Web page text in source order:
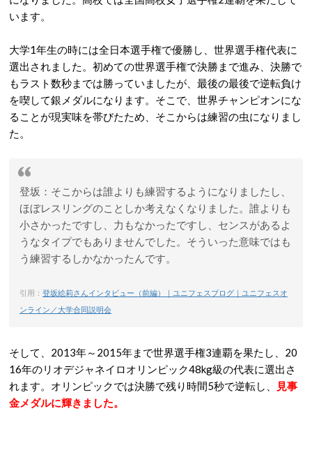
います。
大学1年生の時には全日本選手権で優勝し、世界選手権代表に
選出されました。初めての世界選手権で決勝まで進み、決勝で
もラスト数秒までは勝っていましたが、最後の最後で逆転負け
を喫して銀メダルになります。そこで、世界チャンピオンにな
ることが現実味を帯びたため、そこからは練習の虫になりまし
た。
登坂：そこからは誰よりも練習するようになりましたし、
ほぼレスリングのことしか考えなくなりました。誰よりも
小さかったですし、力もなかったですし、センスがあるよ
うなタイプでもありませんでした。そういった意味ではも
う練習するしかなかったんです。
引用： 登坂絵莉さんインタビュー（前編）｜ユニフェスブログ｜ユニフェスオ
ンライン／大学合同説明会
そして、2013年～2015年まで世界選手権3連覇を果たし、20
16年のリオデジャネイロオリンピック48kg級の代表に選出さ
れます。オリンピックでは決勝で残り時間5秒で逆転し、
見事
金メダルに輝きました。